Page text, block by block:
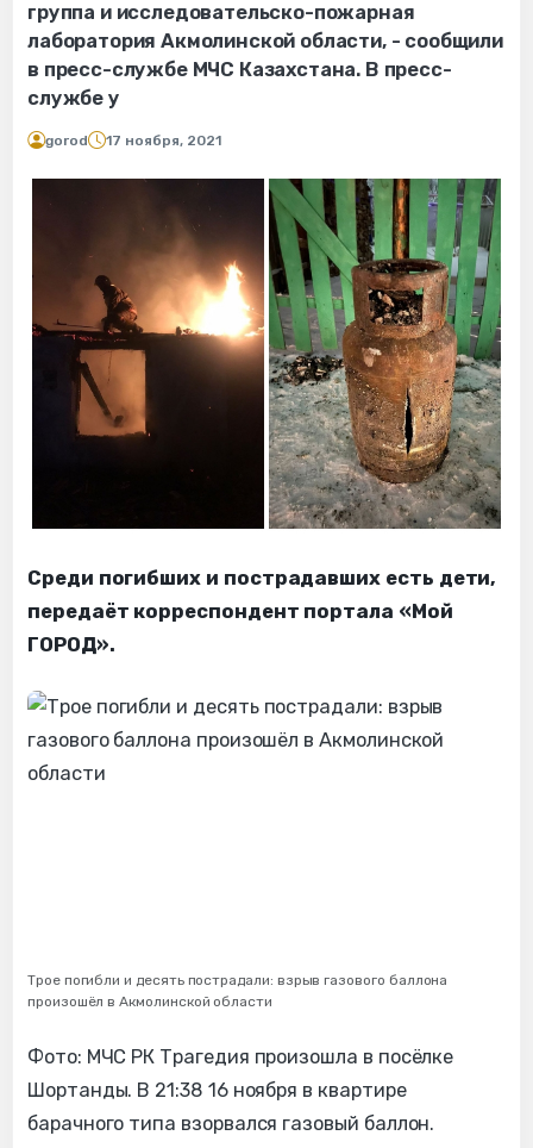
группа и исследовательско-пожарная
лаборатория Акмолинской области, - сообщили
в пресс-службе МЧС Казахстана. В пресс-
службе у
gorod 17 ноября, 2021
Среди погибших и пострадавших есть дети,
передаёт корреспондент портала «Мой
ГОРОД».
Трое погибли и десять пострадали: взрыв газового баллона
произошёл в Акмолинской области
Фото: МЧС РК Трагедия произошла в посёлке
Шортанды. В 21:38 16 ноября в квартире
барачного типа взорвался газовый баллон.